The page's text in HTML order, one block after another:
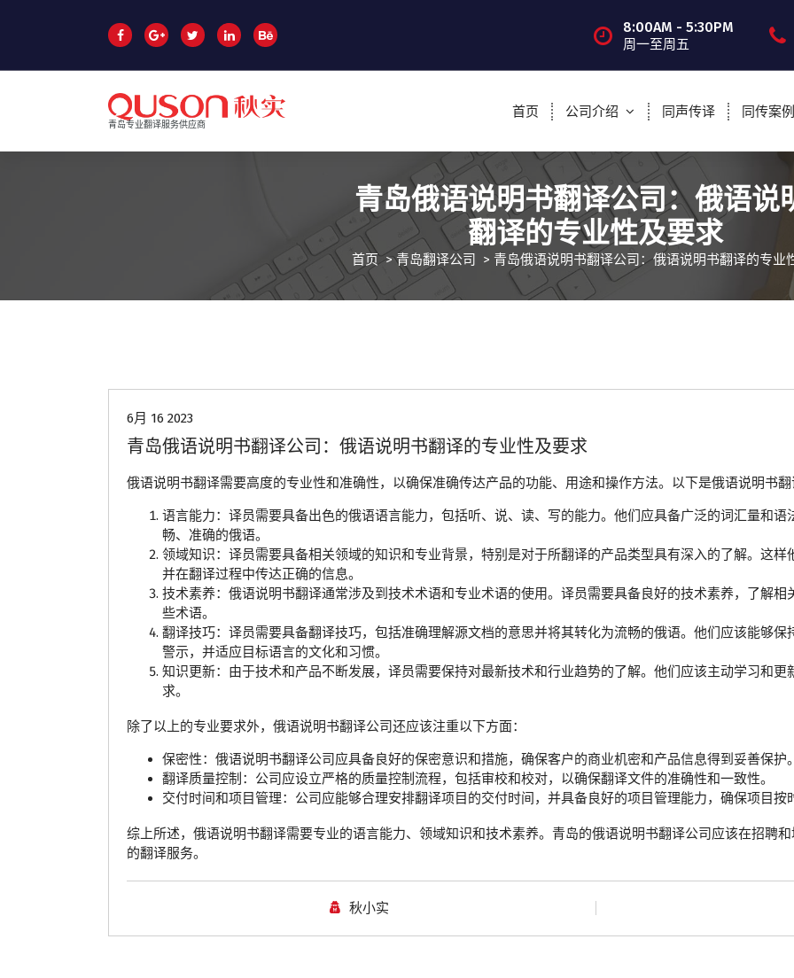
文
8:00AM - 5:30PM
周一至周五
青岛专业翻译服务供应商
首页 公司介绍 同声传译 同传案例
青岛俄语说明书翻译公司：俄语说
翻译的专业性及要求
首页>青岛翻译公司 > 青岛俄语说明书翻译公司：俄语说明书翻译的专业
6月 16 2023
青岛俄语说明书翻译公司：俄语说明书翻译的专业性及要求
俄语说明书翻译需要高度的专业性和准确性，以确保准确传达产品的功能、用途和操作方法。以下是俄语说明书
语言能力：译员需要具备出色的俄语语言能力，包括听、说、读、写的能力。他们应具备广泛的词汇量和
畅、准确的俄语。
领域知识：译员需要具备相关领域的知识和专业背景，特别是对于所翻译的产品类型具有深入的了解。这
并在翻译过程中传达正确的信息。
技术素养：俄语说明书翻译通常涉及到技术术语和专业术语的使用。译员需要具备良好的技术素养，了解
些术语。
翻译技巧：译员需要具备翻译技巧，包括准确理解源文档的意思并将其转化为流畅的俄语。他们应该能够
警示，并适应目标语言的文化和习惯。
知识更新：由于技术和产品不断发展，译员需要保持对最新技术和行业趋势的了解。他们应该主动学习和
求。
除了以上的专业要求外，俄语说明书翻译公司还应该注重以下方面：
保密性：俄语说明书翻译公司应具备良好的保密意识和措施，确保客户的商业机密和产品信息得到妥善保护
翻译质量控制：公司应设立严格的质量控制流程，包括审校和校对，以确保翻译文件的准确性和一致性。
交付时间和项目管理：公司应能够合理安排翻译项目的交付时间，并具备良好的项目管理能力，确保项目按
综上所述，俄语说明书翻译需要专业的语言能力、领域知识和技术素养。青岛的俄语说明书翻译公司应该在招聘
的翻译服务。
秋小实